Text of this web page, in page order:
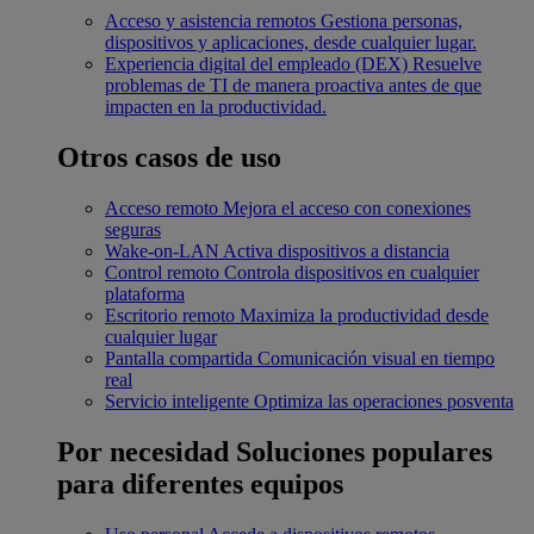
Acceso y asistencia remotos Gestiona personas,
dispositivos y aplicaciones, desde cualquier lugar.
Experiencia digital del empleado (DEX) Resuelve
problemas de TI de manera proactiva antes de que
impacten en la productividad.
Otros casos de uso
Acceso remoto Mejora el acceso con conexiones
seguras
Wake-on-LAN Activa dispositivos a distancia
Control remoto Controla dispositivos en cualquier
plataforma
Escritorio remoto Maximiza la productividad desde
cualquier lugar
Pantalla compartida Comunicación visual en tiempo
real
Servicio inteligente Optimiza las operaciones posventa
Por necesidad Soluciones populares
para diferentes equipos